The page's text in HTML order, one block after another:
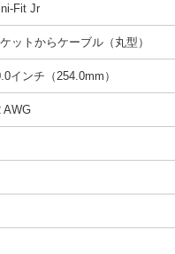
Fit Jr
ットからケーブル（丸型）
インチ（254.0mm）
AWG